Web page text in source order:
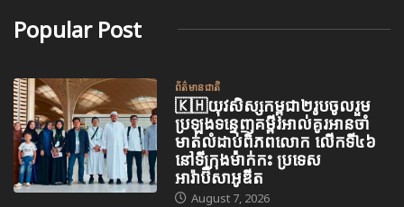
Popular Post
ព័ត៌មានជាតិ
🇰🇭យុវសិស្សកម្ពុជា២រូបចូលរួម
ប្រឡងទន្ទេញគម្ពីរអាល់គូរអានចាំ
មាត់លំដាប់ពិភពលោក លើកទី៤៦
នៅទីក្រុងម៉ាក់កះ ប្រទេស
អារ៉ាប៊ីសាអូឌីត
August 7, 2026